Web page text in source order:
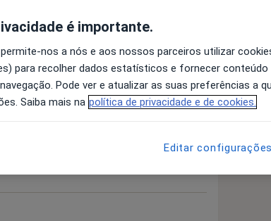
a experiênciaé importante.
nos a nós e aos nossos parceiros utilizar
para recolher dados estatísticos e fornecer
Pode ver e atualizar as suas preferências a
Saiba mais na política de privacidade e de cookies.
Editar configurações